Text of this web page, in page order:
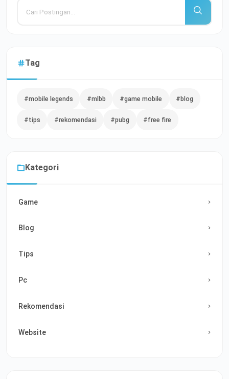
Tag
#mobile legends #mlbb #game mobile #blog
#tips #rekomendasi #pubg #free fire
Kategori
Game
Blog
Tips
Pc
Rekomendasi
Website